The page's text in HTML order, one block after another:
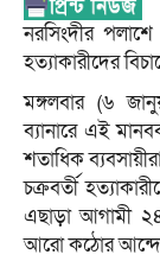
নরসিংদীর
হত্যাকারীদের
মঙ্গলবার (৬
ব্যানারে এই
শতাধিক
চক্রবর্তী
এছাড়া আগামী ২৪
আরো কঠোর